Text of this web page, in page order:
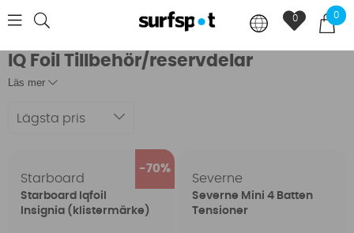
0
0
IQ Foil Tillbehör/reservdelar
Läs mer
Lägsta pris
Starboard
Starboard Iqfoil
Insignia (klistermärke)
70
Severne
Severne Mini 4 Batten
Tensioner